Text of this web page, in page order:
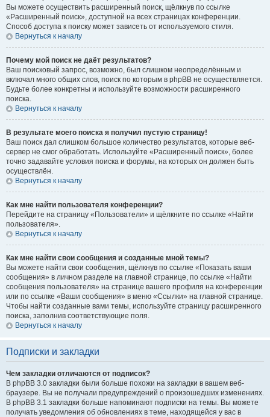
Вы можете осуществить расширенный поиск, щёлкнув по ссылке
«Расширенный поиск», доступной на всех страницах конференции.
Способ доступа к поиску может зависеть от используемого стиля.
Вернуться к началу
Почему мой поиск не даёт результатов?
Ваш поисковый запрос, возможно, был слишком неопределённым и
включал много общих слов, поиск по которым в phpBB не осуществляется.
Будьте более конкретны и используйте возможности расширенного
поиска.
Вернуться к началу
В результате моего поиска я получил пустую страницу!
Ваш поиск дал слишком большое количество результатов, которые веб-
сервер не смог обработать. Используйте «Расширенный поиск», более
точно задавайте условия поиска и форумы, на которых он должен быть
осуществлён.
Вернуться к началу
Как мне найти пользователя конференции?
Перейдите на страницу «Пользователи» и щёлкните по ссылке «Найти
пользователя».
Вернуться к началу
Как мне найти свои сообщения и созданные мной темы?
Вы можете найти свои сообщения, щёлкнув по ссылке «Показать ваши
сообщения» в личном разделе на главной странице, по ссылке «Найти
сообщения пользователя» на странице вашего профиля на конференции
или по ссылке «Ваши сообщения» в меню «Ссылки» на главной странице.
Чтобы найти созданные вами темы, используйте страницу расширенного
поиска, заполнив соответствующие поля.
Вернуться к началу
Подписки и закладки
Чем закладки отличаются от подписок?
В phpBB 3.0 закладки были больше похожи на закладки в вашем веб-
браузере. Вы не получали предупреждений о произошедших изменениях.
В phpBB 3.1 закладки больше напоминают подписки на темы. Вы можете
получать уведомления об обновлениях в теме, находящейся у вас в